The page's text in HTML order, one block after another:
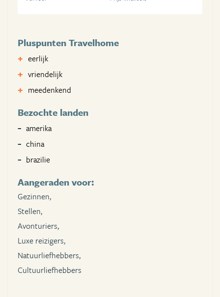
Pluspunten Travelhome
eerlijk
vriendelijk
meedenkend
Bezochte landen
amerika
china
brazilie
Aangeraden voor:
Gezinnen,
Stellen,
Avonturiers,
Luxe reizigers,
Natuurliefhebbers,
Cultuurliefhebbers